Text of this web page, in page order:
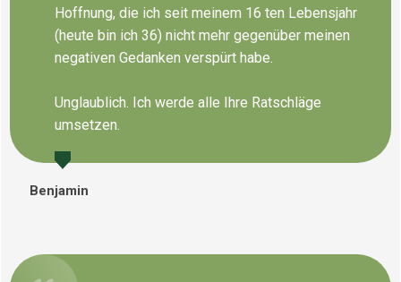
Hoffnung, die ich seit meinem 16 ten Lebensjahr
(heute bin ich 36) nicht mehr gegenüber meinen
negativen Gedanken verspürt habe.
Unglaublich. Ich werde alle Ihre Ratschläge
umsetzen.
Benjamin